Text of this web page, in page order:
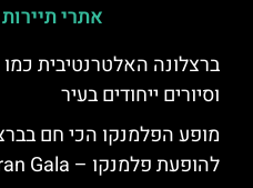
אתרי
ברצלונה האלטרנטיבית
וסיורים ייחודים בעיר
מופע הפלמנקו הכי חם
להופעת פלמנקו – Gran Gala